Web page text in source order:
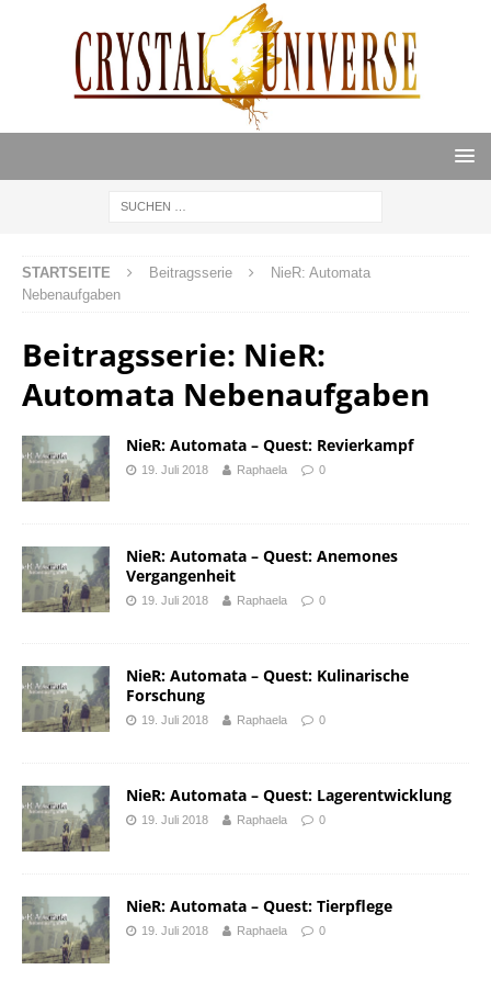
STARTSEITE Beitragsserie
NieR: Automata
Nebenaufgaben
Beitragsserie: NieR:
Automata Nebenaufgaben
NieR: Automata – Quest: Revierkampf
19. Juli 2018 Raphaela 0
NieR: Automata – Quest: Anemones
Vergangenheit
19. Juli 2018 Raphaela 0
NieR: Automata – Quest: Kulinarische
Forschung
19. Juli 2018 Raphaela 0
NieR: Automata – Quest: Lagerentwicklung
19. Juli 2018 Raphaela 0
NieR: Automata – Quest: Tierpflege
19. Juli 2018 Raphaela 0